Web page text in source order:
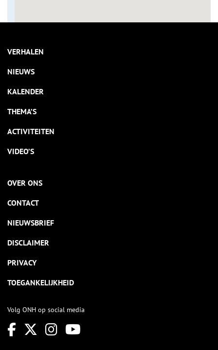
VERHALEN
NIEUWS
KALENDER
THEMA’S
ACTIVITEITEN
VIDEO’S
OVER ONS
CONTACT
NIEUWSBRIEF
DISCLAIMER
PRIVACY
TOEGANKELIJKHEID
Volg ONH op social media